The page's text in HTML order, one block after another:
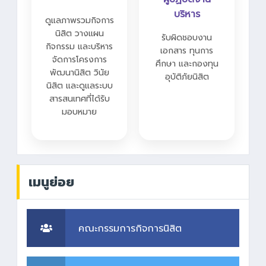
ดูแลภาพรวมกิจการ
นิสิต วางแผน
กิจกรรม และบริหาร
จัดการโครงการ
พัฒนานิสิต วินัย
นิสิต และดูแลระบบ
สารสนเทศที่ได้รับ
มอบหมาย
บริหาร
รับผิดชอบงาน
เอกสาร ทุนการ
ศึกษา และกองทุน
อุบัติภัยนิสิต
เมนูย่อย
คณะกรรมการกิจการนิสิต